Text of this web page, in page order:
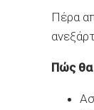
Πέρα
Πώς θα